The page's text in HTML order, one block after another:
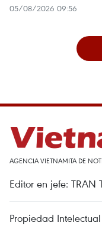
05/08/2026 09:56
AGENCIA VIETNAMITA DE
Editor en jefe: TRAN
Propiedad Intelectual